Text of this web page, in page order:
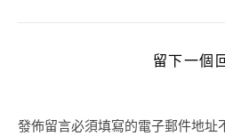
留下一個
發佈留言必須填寫的電子郵件地址